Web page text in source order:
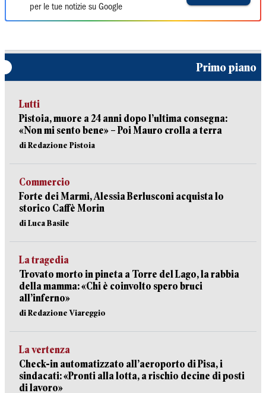
per le tue notizie su Google
Primo piano
Lutti
Pistoia, muore a 24 anni dopo l’ultima consegna:
«Non mi sento bene» – Poi Mauro crolla a terra
di Redazione Pistoia
Commercio
Forte dei Marmi, Alessia Berlusconi acquista lo
storico Caffè Morin
di Luca Basile
La tragedia
Trovato morto in pineta a Torre del Lago, la rabbia
della mamma: «Chi è coinvolto spero bruci
all’inferno»
di Redazione Viareggio
La vertenza
Check-in automatizzato all’aeroporto di Pisa, i
sindacati: «Pronti alla lotta, a rischio decine di posti
di lavoro»